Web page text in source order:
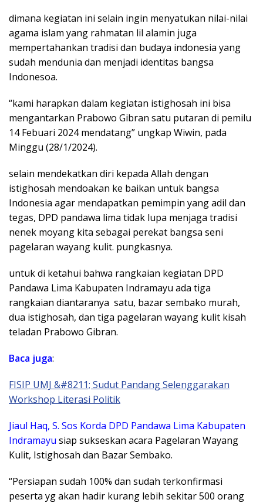
dimana kegiatan ini selain ingin menyatukan nilai-nilai
agama islam yang rahmatan lil alamin juga
mempertahankan tradisi dan budaya indonesia yang
sudah mendunia dan menjadi identitas bangsa
Indonesoa.
“kami harapkan dalam kegiatan istighosah ini bisa
mengantarkan Prabowo Gibran satu putaran di pemilu
14 Febuari 2024 mendatang” ungkap Wiwin, pada
Minggu (28/1/2024).
selain mendekatkan diri kepada Allah dengan
istighosah mendoakan ke baikan untuk bangsa
Indonesia agar mendapatkan pemimpin yang adil dan
tegas, DPD pandawa lima tidak lupa menjaga tradisi
nenek moyang kita sebagai perekat bangsa seni
pagelaran wayang kulit. pungkasnya.
untuk di ketahui bahwa rangkaian kegiatan DPD
Pandawa Lima Kabupaten Indramayu ada tiga
rangkaian diantaranya satu, bazar sembako murah,
dua istighosah, dan tiga pagelaran wayang kulit kisah
teladan Prabowo Gibran.
Baca juga:
FISIP UMJ &#8211; Sudut Pandang Selenggarakan
Workshop Literasi Politik
Jiaul Haq, S. Sos Korda DPD Pandawa Lima Kabupaten
Indramayu siap sukseskan acara Pagelaran Wayang
Kulit, Istighosah dan Bazar Sembako.
“Persiapan sudah 100% dan sudah terkonfirmasi
peserta yg akan hadir kurang lebih sekitar 500 orang